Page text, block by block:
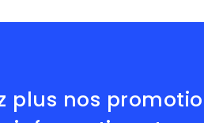
plus nos